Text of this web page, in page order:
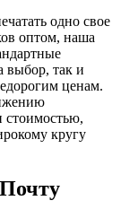
одно свое
оптом, наша
выбор, так и
ценам.
стоимостью,
кругу